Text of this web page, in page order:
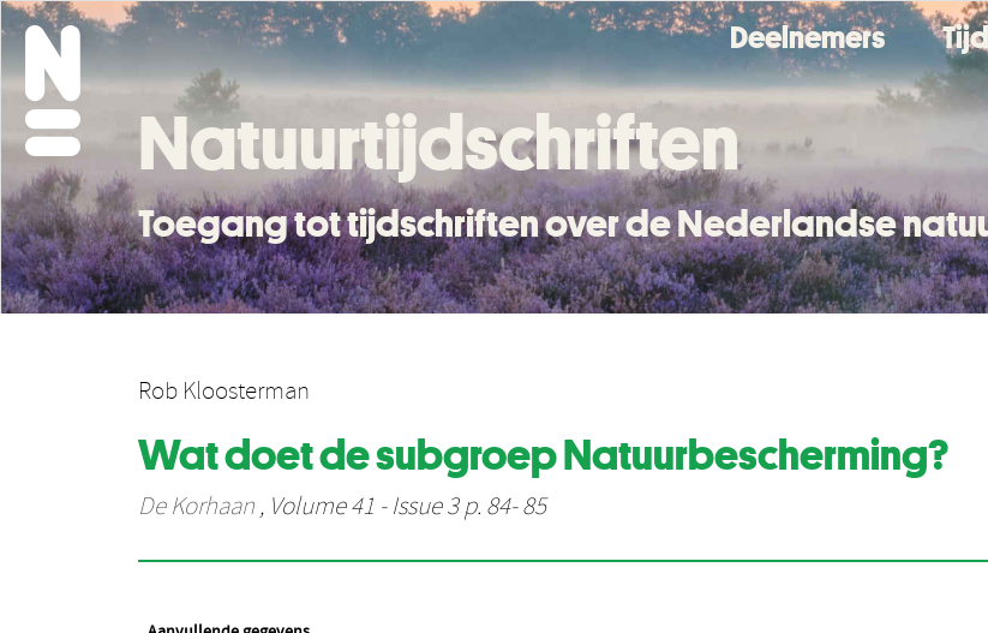
Deelnemers
Natuurtijdschriften
Toegang tot tijdschriften over de Nederlandse
Rob Kloosterman
Wat doet de subgroep Natuurbescherming?
De Korhaan, Volume 41 - Issue 3 p. 84- 85